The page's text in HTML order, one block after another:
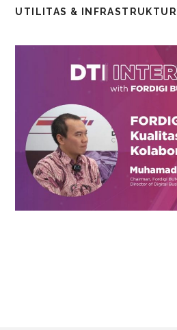
UTILITAS & INFRASTRUKTUR